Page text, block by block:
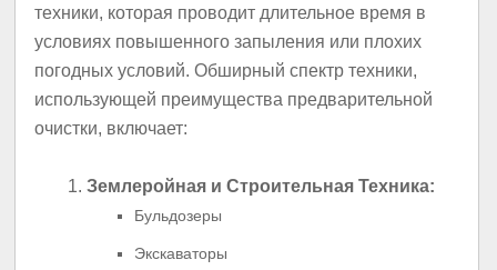
техники, которая проводит длительное время в
условиях повышенного запыления или плохих
погодных условий. Обширный спектр техники,
использующей преимущества предварительной
очистки, включает:
Землеройная и Строительная Техника:
Бульдозеры
Экскаваторы